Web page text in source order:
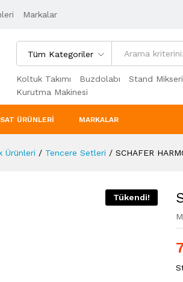
Markalar
Tüm Kategoriler
Koltuk Takımı Buzdolabı Stand Mikseri
Kurutma Makinesi
ÜRÜNLERI MARKALAR
Ürünleri / Tencere Setleri / SCHAFER
Tükendi!